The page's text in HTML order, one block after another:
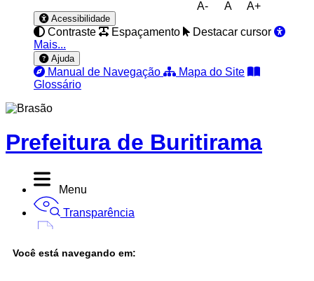
A- A A+
Acessibilidade
Contraste Espaçamento
Destacar cursor
Mais...
Ajuda
Manual de Navegação
Mapa do Site
Glossário
Prefeitura de Buritirama
Menu
Transparência
Você está navegando em: